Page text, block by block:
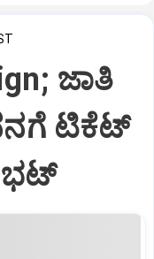
ಜಾತಿ
ಟಿಕೆಟ್‌
ಭಟ್‌